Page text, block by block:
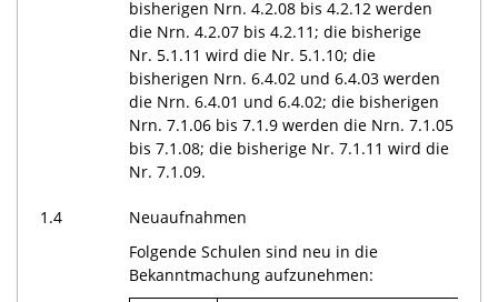
bisherigen Nrn. 4.2.08 bis 4.2.12 werden
die Nrn. 4.2.07 bis 4.2.11; die bisherige
Nr. 5.1.11 wird die Nr. 5.1.10; die
bisherigen Nrn. 6.4.02 und 6.4.03 werden
die Nrn. 6.4.01 und 6.4.02; die bisherigen
Nrn. 7.1.06 bis 7.1.9 werden die Nrn. 7.1.05
bis 7.1.08; die bisherige Nr. 7.1.11 wird die
Nr. 7.1.09.
1.4
Neuaufnahmen
Folgende Schulen sind neu in die
Bekanntmachung aufzunehmen: